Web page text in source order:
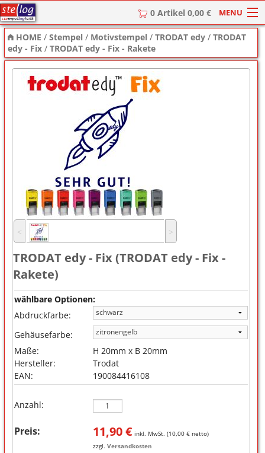
0 Artikel 0,00 € MENU
HOME
Stempel
Stempel-Textplatten
HOME /Stempel / Motivstempel /TRODAT edy /TRODAT
edy - Fix /TRODAT edy - Fix - Rakete
˂ ˃
TRODAT edy - Fix (TRODAT edy - Fix -
Rakete)
wählbare Optionen:
Abdruckfarbe:
Gehäusefarbe:
Maße:
H 20mm x B 20mm
Hersteller:
Trodat
EAN:
190084416108
Anzahl:
Preis: 11,90€ inkl. MwSt. (10,00€ netto)
zzgl. Versandkosten